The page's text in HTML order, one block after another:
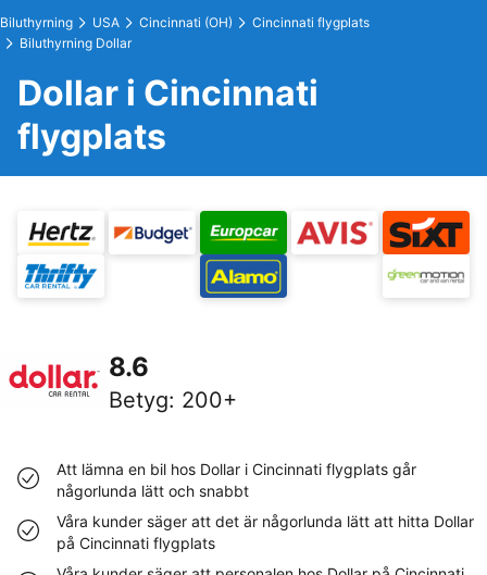
Biluthyrning USA Cincinnati (OH)
Cincinnati flygplats
Biluthyrning Dollar
Dollar i Cincinnati
flygplats
8.6
Betyg: 200+
Att lämna en bil hos Dollar i Cincinnati flygplats går
någorlunda lätt och snabbt
Våra kunder säger att det är någorlunda lätt att hitta Dollar
på Cincinnati flygplats